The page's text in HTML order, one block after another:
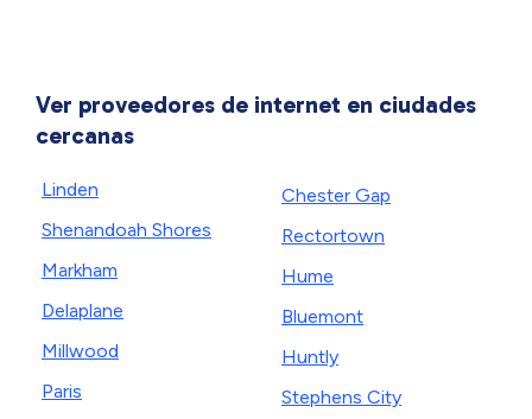
Ver proveedores de internet en ciudades
cercanas
Linden
Shenandoah Shores
Markham
Delaplane
Millwood
Paris
Chester Gap
Rectortown
Hume
Bluemont
Huntly
Stephens City